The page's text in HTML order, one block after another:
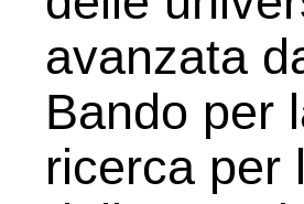
avanzata
Bando per
ricerca per